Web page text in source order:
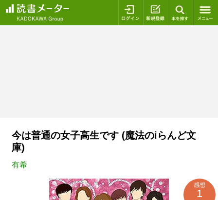
ログイン 新規登録
今は普通の女子高生です (魔法のiらんど文
庫)
有希
感想
1